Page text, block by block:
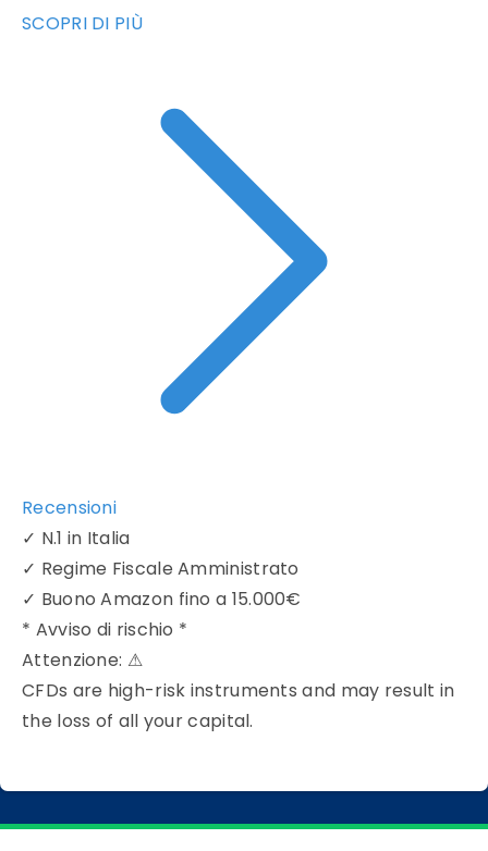
SCOPRI DI PIÙ
Recensioni
✓ N.1 in Italia
✓ Regime Fiscale Amministrato
✓ Buono Amazon fino a 15.000€
* Avviso di rischio *
Attenzione: ⚠
CFDs are high-risk instruments and may result in
the loss of all your capital.